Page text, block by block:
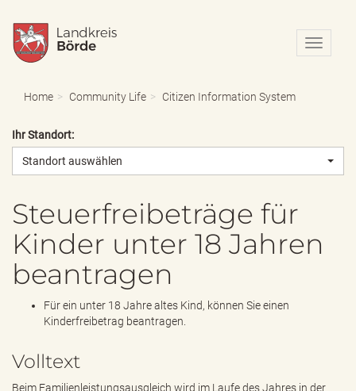
N
a
o
Home Community Life Citizen Information System
Ihr Standort:
Standort auswählen
Steuerfreibeträge für
Kinder unter 18 Jahren
beantragen
Für ein unter 18 Jahre altes Kind, können Sie einen
Kinderfreibetrag beantragen.
Volltext
Beim Familienleistungsausgleich wird im Laufe des Jahres in der